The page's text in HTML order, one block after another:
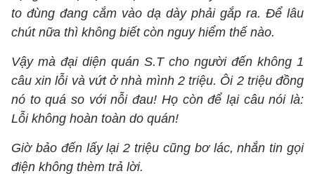
to đùng đang cắm vào dạ dày phải gắp ra. Để lâu
chút nữa thì không biết còn nguy hiểm thế nào.
Vậy mà đại diện quán S.T cho người đến không 1
câu xin lỗi và vứt ở nhà mình 2 triệu. Ôi 2 triệu đồng
nó to quá so với nỗi đau! Họ còn để lại câu nói là:
Lỗi không hoàn toàn do quán!
Giờ bảo đến lấy lại 2 triệu cũng bơ lác, nhắn tin gọi
điện không thèm trả lời.